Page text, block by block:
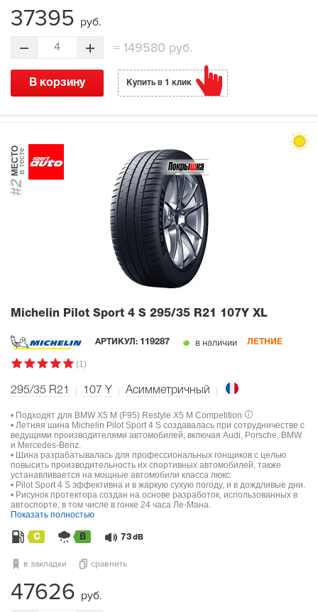
37395 руб.
4 = 149580 руб.
В корзину Купить в 1 клик
#2
МЕСТОв тесте
Michelin Pilot Sport 4 S 295/35 R21 107Y XL
АРТИКУЛ: 119287 в наличии ЛЕТНИЕ
(1)
295/35 R21 107 Y Асимметричный
• Подходят для BMW X5 M (F95) Restyle X5 M Competition
• Летняя шина Michelin Pilot Sport 4 S создавалась при сотрудничестве с
ведущими производителями автомобилей, включая Audi, Porsche, BMW
и Mercedes-Benz.
• Шина разрабатывалась для профессиональных гонщиков с целью
повысить производительность их спортивных автомобилей, также
устанавливается на мощные автомобили класса люкс.
• Pilot Sport 4 S эффективна и в жаркую сухую погоду, и в дождливые дни.
• Рисунок протектора создан на основе разработок, использованных в
автоспорте, в том числе в гонке 24 часа Ле-Мана.
Показать полностью
C B 73 dB
в закладки сравнить
47626 руб.